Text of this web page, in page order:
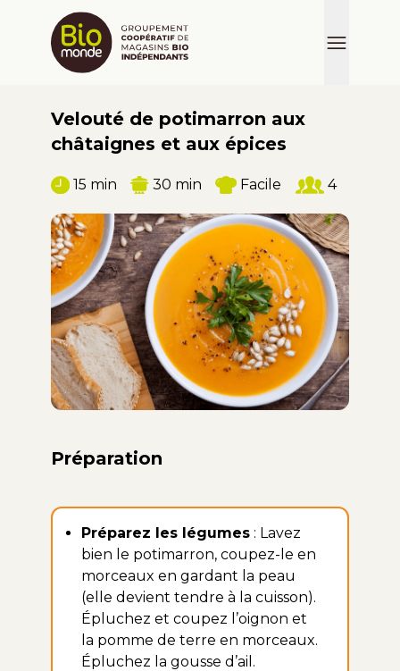
Velouté de potimarron aux
châtaignes et aux épices
15 min 30 min Facile 4
Préparation
Préparez les légumes : Lavez
bien le potimarron, coupez-le en
morceaux en gardant la peau
(elle devient tendre à la cuisson).
Épluchez et coupez l’oignon et
la pomme de terre en morceaux.
Épluchez la gousse d’ail.